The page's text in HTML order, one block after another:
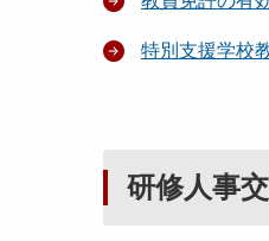
特別支援学校
研修人事